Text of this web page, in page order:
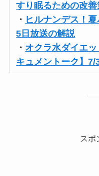
すり眠るための改善
・ ヒルナンデス！
5日放送の解説
・ オクラ水ダイエ
キュメントーク】7/
スポ